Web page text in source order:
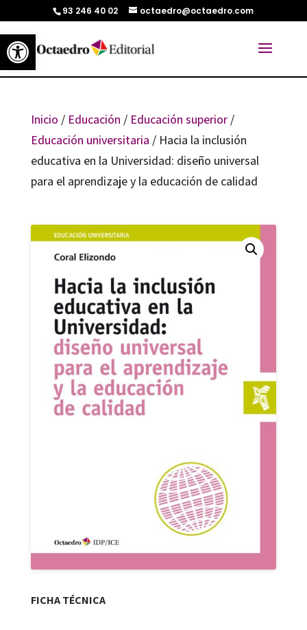
Abrir barra de herramientas
93 246 40 02 octaedro@octaedro.com
Inicio / Educación / Educación superior/
Educación universitaria / Hacia la inclusión
educativa en la Universidad: diseño universal
para el aprendizaje y la educación de calidad
FICHA TÉCNICA